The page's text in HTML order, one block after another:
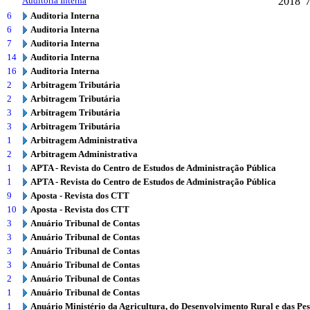
6
Auditoria Interna
6
Auditoria Interna
7
Auditoria Interna
14
Auditoria Interna
16
Auditoria Interna
2
Arbitragem Tributária
2
Arbitragem Tributária
3
Arbitragem Tributária
3
Arbitragem Tributária
1
Arbitragem Administrativa
2
Arbitragem Administrativa
1
APTA - Revista do Centro de Estudos de Administração Pública
1
APTA - Revista do Centro de Estudos de Administração Pública
9
Aposta - Revista dos CTT
10
Aposta - Revista dos CTT
3
Anuário Tribunal de Contas
3
Anuário Tribunal de Contas
3
Anuário Tribunal de Contas
3
Anuário Tribunal de Contas
2
Anuário Tribunal de Contas
1
Anuário Tribunal de Contas
1
Anuário Ministério da Agricultura, do Desenvolvimento Rural e das